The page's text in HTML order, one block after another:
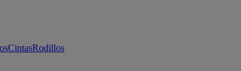
CintasRodillos